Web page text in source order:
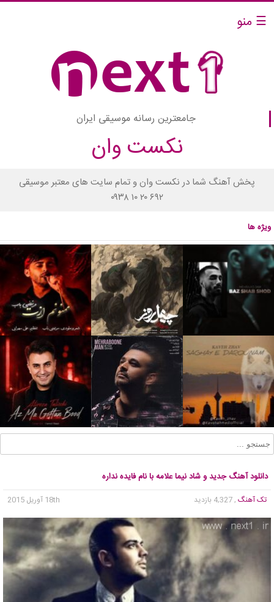
☰ منو
جامعترین رسانه موسیقی ایران
نکست وان
پخش آهنگ شما در نکست وان و تمام سایت های معتبر موسیقی
۰۹۳۸ ۱۰ ۲۰ ۶۹۲
ویژه ها
دانلود آهنگ جدید و شاد نیما علامه با نام فایده نداره
تک آهنگ , 4,327 بازدید 18th آوریل 2015